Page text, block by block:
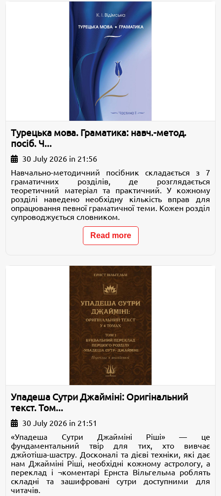
Турецька мова. Граматика: навч.-метод.
посіб. Ч...
30 July 2026 in 21:56
Навчально-методичний посібник складається з 7
граматичних розділів, де розглядається
теоретичний матеріал та практичний. У кожному
розділі наведено необхідну кількість вправ для
опрацювання певної граматичної теми. Кожен розділ
супроводжується словником.
Read more
Упадеша Сутри Джайміні: Оригінальний
текст. Том...
30 July 2026 in 21:51
«Упадеша Сутри Джайміні Ріші» — це
фундаментальний твір для тих, хто вивчає
джйотіша-шастру. Досконалі та дієві техніки, які дає
нам Джайміні Ріші, необхідні кожному астрологу, а
переклад і ¬коментарі Ернста Вільгельма роблять
складні та зашифровані сутри доступними для
читачів.